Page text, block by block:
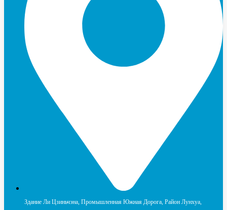
Здание Ли Цзиньчэна, Промышленная Южная Дорога, Район Лунхуа,